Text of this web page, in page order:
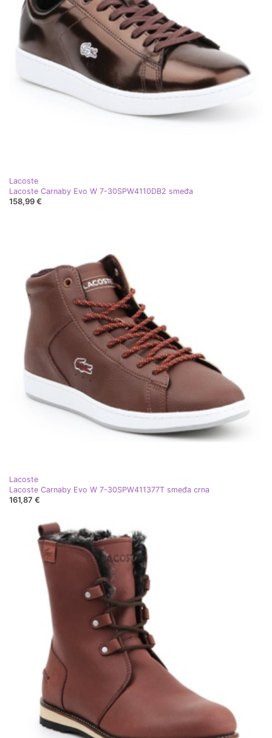
Lacoste
Lacoste Carnaby Evo W 7-30SPW4110DB2 smeđa
158,99 €
Lacoste
Lacoste Carnaby Evo W 7-30SPW411377T smeđa crna
161,87 €